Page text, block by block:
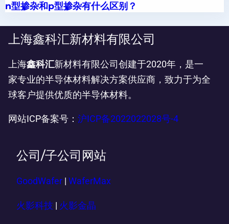
n型掺杂和p型掺杂有什么区别？
上海鑫科汇新材料有限公司
上海鑫科汇新材料有限公司创建于2020年，是一
家专业的半导体材料解决方案供应商，致力于为全
球客户提供优质的半导体材料。
网站ICP备案号： 沪ICP备2022022028号-4
公司/子公司网站
GoodWafer WaferMax
火影科技 火影金晶